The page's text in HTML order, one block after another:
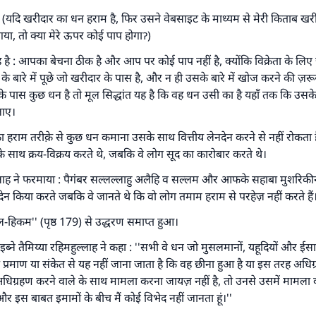
(यदि खरीदार का धन हराम है, फिर उसने वेबसाइट के माध्यम से मेरी किताब
तो क्या मेरे ऊपर कोई पाप होगाॽ)
: आपका बेचना ठीक है और आप पर कोई पाप नहीं है, क्योंकि विक्रेता के लिए
बारे में पूछे जो खरीदार के पास है, और न ही उसके बारे में खोज करने की
पास कुछ धन है तो मूल सिद्धांत यह है कि वह धन उसी का है यहाँ तक कि उसके
हराम तरीक़े से कुछ धन कमाना उसके साथ वित्तीय लेनदेन करने से नहीं रोकता
साथ क्रय-विक्रय करते थे, जबकि वे लोग सूद का कारोबार करते थे।
ने फरमाया : पैगंबर सल्लल्लाहु अलैहि व सल्लम और आफके सहाबा
किया करते जबकि वे जानते थे कि वो लोग तमाम हराम से परहेज़ नहीं करते
(पृष्ठ 179) से उद्धरण समाप्त हुआ।
तैमिय्या रहिमहुल्लाह ने कहा : ''सभी वे धन जो मुसलमानों, यहूदियों और
या संकेत से यह नहीं जाना जाता है कि वह छीना हुआ है या इस तरह
करने वाले के साथ मामला करना जायज़ नहीं है, तो उनसे उसमें मामला
इस बाबत इमामों के बीच मैं कोई विभेद नहीं जानता हूं।''
उत्तर संख्या 110845 ने एक शादी बचाई।.
उम्मत के प्रश्नों का उत्तर देने में हमारी सहायता करें
अल्लाह के रसूल सल्लल्लाहु अलैहि व सल्लम ने फरमाया :
भलाई का मार्ग दर्शाए, उसके लिए उस भलाई के करने वाले के समान
(मुस्लिम : 1893).
योगदान करें